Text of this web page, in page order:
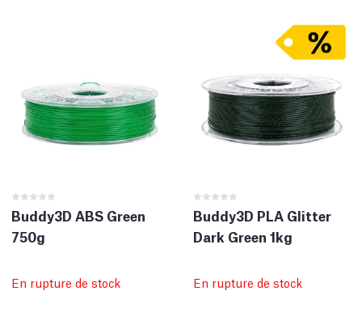
Buddy3D ABS Green
750g
En rupture de stock
Buddy3D PLA Glitter
Dark Green 1kg
En rupture de stock